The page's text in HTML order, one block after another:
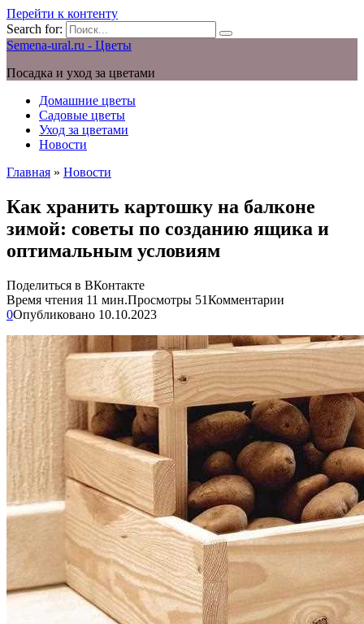
Перейти к контенту
Search for:
Semena-ural.ru - Цветы
Посадка и уход за цветами
Домашние цветы
Садовые цветы
Уход за цветами
Новости
Главная » Новости
Как хранить картошку на балконе
зимой: советы по созданию ящика и
оптимальным условиям
Поделиться в ВКонтакте
Время чтения 11 мин.Просмотры 51Комментарии
0Опубликовано 10.10.2023